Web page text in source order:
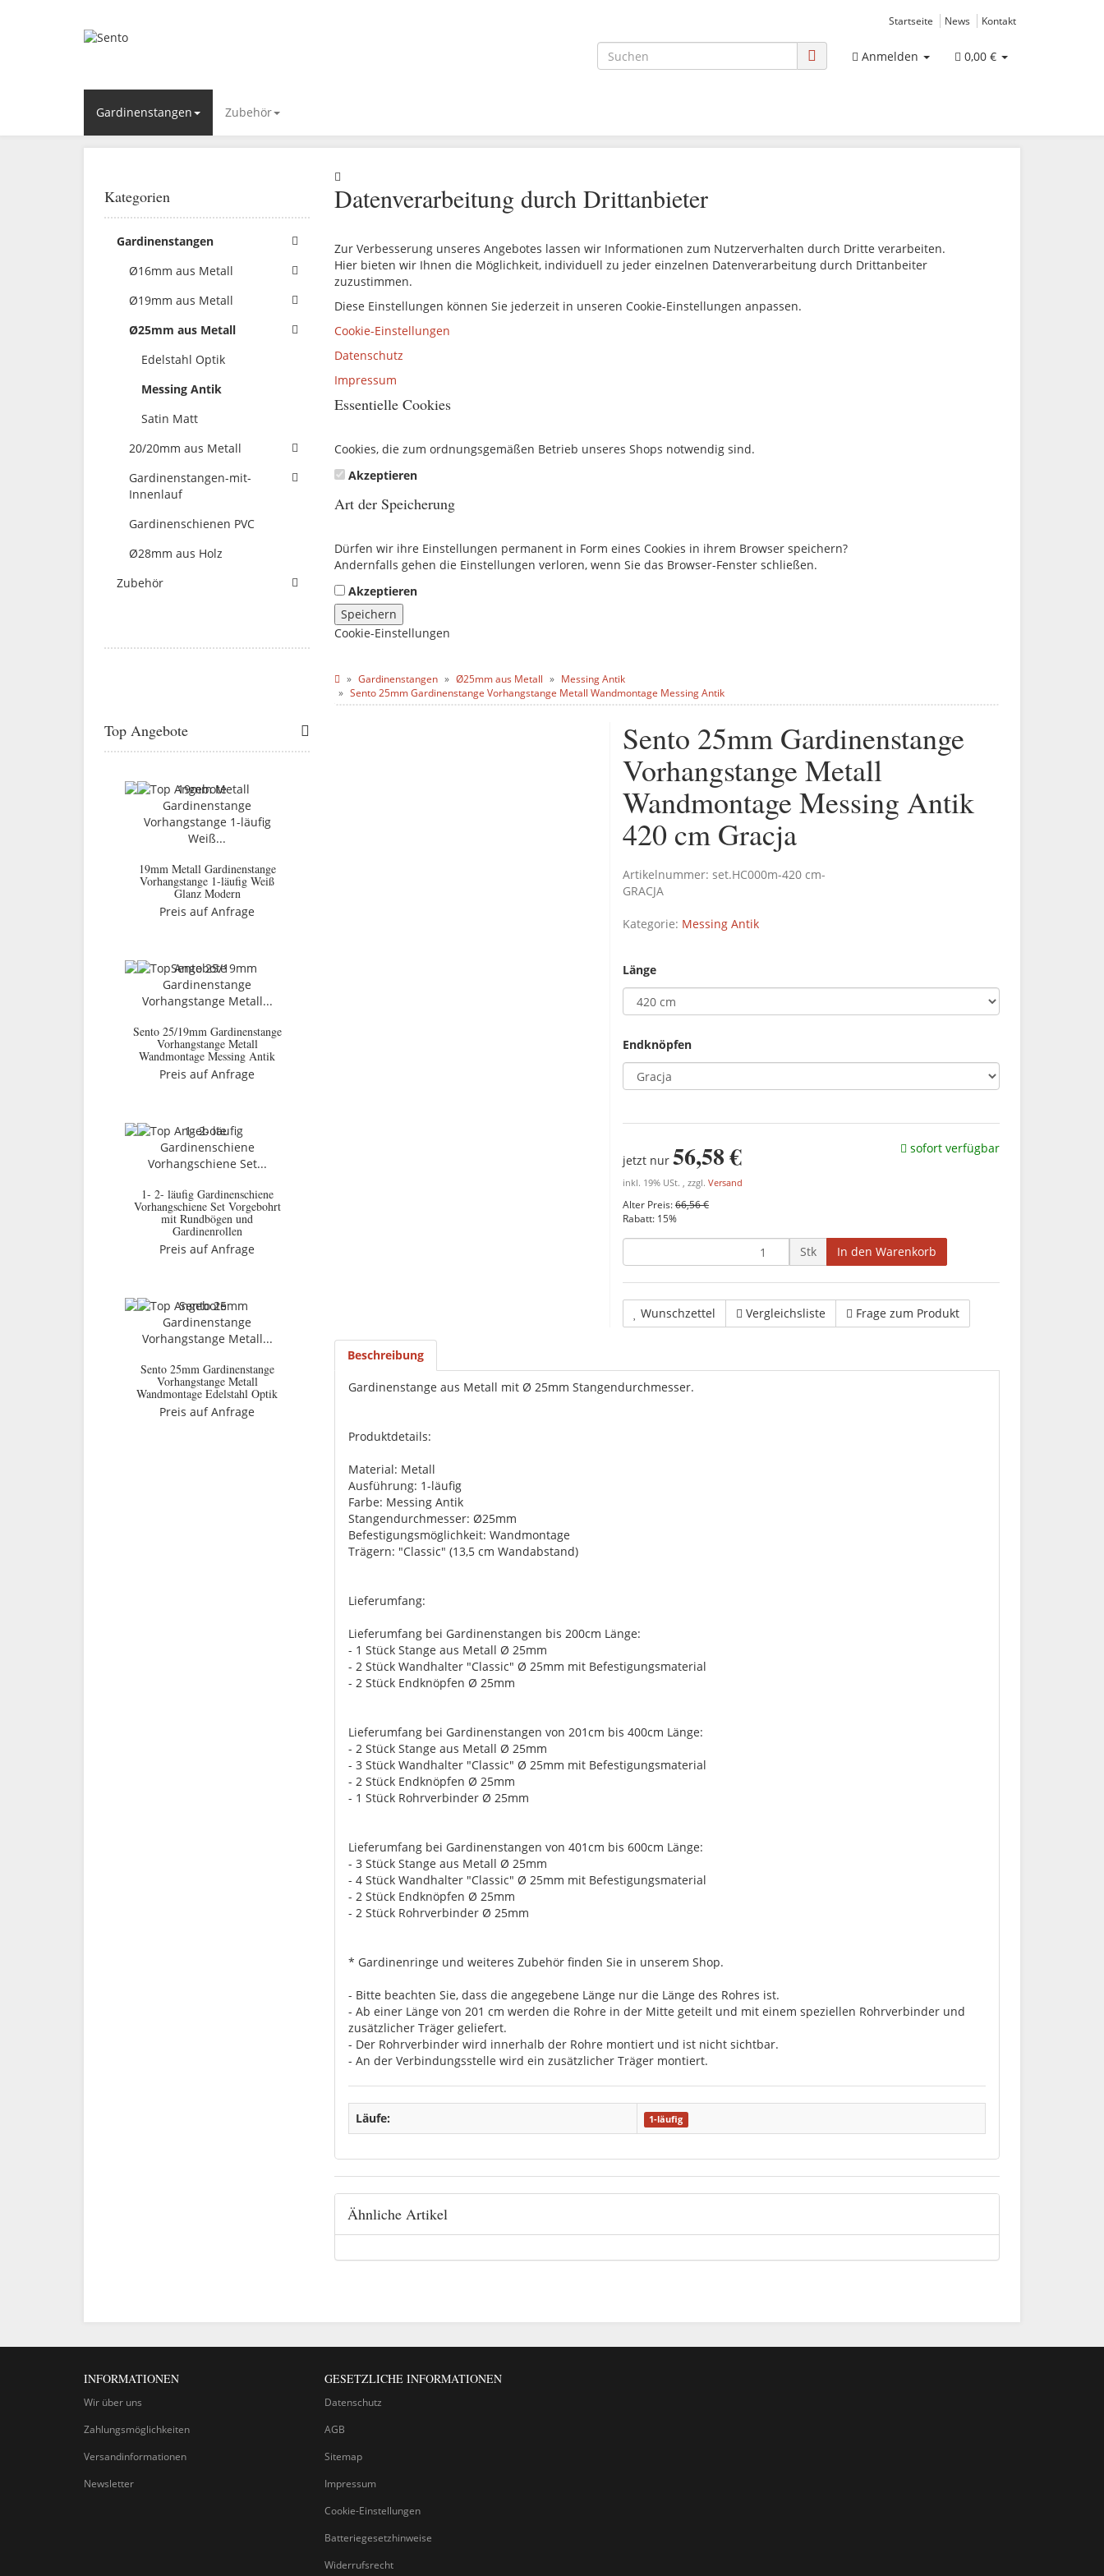
Startseite News Kontakt
Anmelden 0,00 €
Gardinenstangen Zubehör
Datenverarbeitung durch Drittanbieter
Zur Verbesserung unseres Angebotes lassen wir Informationen zum Nutzerverhalten durch Dritte verarbeiten.
Hier bieten wir Ihnen die Möglichkeit, individuell zu jeder einzelnen Datenverarbeitung durch Drittanbeiter
zuzustimmen.
Diese Einstellungen können Sie jederzeit in unseren Cookie-Einstellungen anpassen.
Cookie-Einstellungen
Datenschutz
Impressum
Essentielle Cookies
Cookies, die zum ordnungsgemäßen Betrieb unseres Shops notwendig sind.
Akzeptieren
Art der Speicherung
Dürfen wir ihre Einstellungen permanent in Form eines Cookies in ihrem Browser speichern?
Andernfalls gehen die Einstellungen verloren, wenn Sie das Browser-Fenster schließen.
Akzeptieren
Speichern
Cookie-Einstellungen
Gardinenstangen Ø25mm aus Metall
Messing Antik
Sento 25mm Gardinenstange Vorhangstange Metall Wandmontage Messing Antik
Sento 25mm Gardinenstange
Vorhangstange Metall
Wandmontage Messing Antik
420 cm Gracja
Artikelnummer: set.HC000m-420 cm-
GRACJA
Kategorie: Messing Antik
Länge
Endknöpfen
jetzt nur 56,58 €
inkl. 19% USt. , zzgl. Versand
Alter Preis:66,56 €
Rabatt: 15%
sofort verfügbar
Stk In den Warenkorb
Wunschzettel Vergleichsliste Frage zum Produkt
Beschreibung
Gardinenstange aus Metall mit Ø 25mm Stangendurchmesser.
Produktdetails:
Material: Metall
Ausführung: 1-läufig
Farbe: Messing Antik
Stangendurchmesser: Ø25mm
Befestigungsmöglichkeit: Wandmontage
Trägern: "Classic" (13,5 cm Wandabstand)
Lieferumfang:
Lieferumfang bei Gardinenstangen bis 200cm Länge:
- 1 Stück Stange aus Metall Ø 25mm
- 2 Stück Wandhalter "Classic" Ø 25mm mit Befestigungsmaterial
- 2 Stück Endknöpfen Ø 25mm
Lieferumfang bei Gardinenstangen von 201cm bis 400cm Länge:
- 2 Stück Stange aus Metall Ø 25mm
- 3 Stück Wandhalter "Classic" Ø 25mm mit Befestigungsmaterial
- 2 Stück Endknöpfen Ø 25mm
- 1 Stück Rohrverbinder Ø 25mm
Lieferumfang bei Gardinenstangen von 401cm bis 600cm Länge:
- 3 Stück Stange aus Metall Ø 25mm
- 4 Stück Wandhalter "Classic" Ø 25mm mit Befestigungsmaterial
- 2 Stück Endknöpfen Ø 25mm
- 2 Stück Rohrverbinder Ø 25mm
* Gardinenringe und weiteres Zubehör finden Sie in unserem Shop.
- Bitte beachten Sie, dass die angegebene Länge nur die Länge des Rohres ist.
- Ab einer Länge von 201 cm werden die Rohre in der Mitte geteilt und mit einem speziellen Rohrverbinder und
zusätzlicher Träger geliefert.
- Der Rohrverbinder wird innerhalb der Rohre montiert und ist nicht sichtbar.
- An der Verbindungsstelle wird ein zusätzlicher Träger montiert.
Läufe: 1-läufig
Ähnliche Artikel
Kategorien
Gardinenstangen
Ø16mm aus Metall
Ø19mm aus Metall
Ø25mm aus Metall
Edelstahl Optik
Messing Antik
Satin Matt
20/20mm aus Metall
Gardinenstangen-mit-
Innenlauf
Gardinenschienen PVC
Ø28mm aus Holz
Zubehör
Top Angebote
19mm Metall Gardinenstange
Vorhangstange 1-läufig Weiß
Glanz Modern
Preis auf Anfrage
Sento 25/19mm Gardinenstange
Vorhangstange Metall
Wandmontage Messing Antik
Preis auf Anfrage
1- 2- läufig Gardinenschiene
Vorhangschiene Set Vorgebohrt
mit Rundbögen und
Gardinenrollen
Preis auf Anfrage
Sento 25mm Gardinenstange
Vorhangstange Metall
Wandmontage Edelstahl Optik
Preis auf Anfrage
INFORMATIONEN
Wir über uns
Zahlungsmöglichkeiten
Versandinformationen
Newsletter
GESETZLICHE INFORMATIONEN
Datenschutz
AGB
Sitemap
Impressum
Cookie-Einstellungen
Batteriegesetzhinweise
Widerrufsrecht